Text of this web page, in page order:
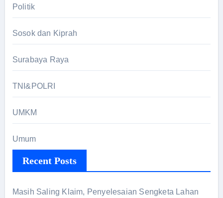
Politik
Sosok dan Kiprah
Surabaya Raya
TNI&POLRI
UMKM
Umum
Recent Posts
Masih Saling Klaim, Penyelesaian Sengketa Lahan